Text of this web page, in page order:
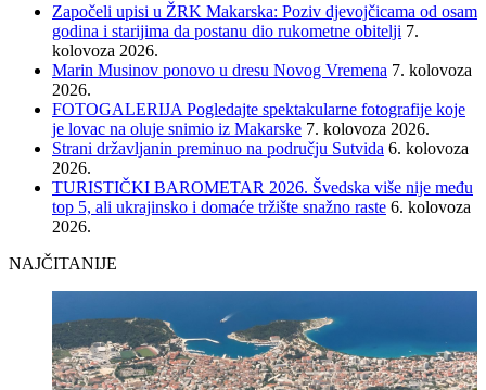
Započeli upisi u ŽRK Makarska: Poziv djevojčicama od osam
godina i starijima da postanu dio rukometne obitelji 7.
kolovoza 2026.
Marin Musinov ponovo u dresu Novog Vremena 7. kolovoza
2026.
FOTOGALERIJA Pogledajte spektakularne fotografije koje
je lovac na oluje snimio iz Makarske 7. kolovoza 2026.
Strani državljanin preminuo na području Sutvida 6. kolovoza
2026.
TURISTIČKI BAROMETAR 2026. Švedska više nije među
top 5, ali ukrajinsko i domaće tržište snažno raste 6. kolovoza
2026.
NAJČITANIJE